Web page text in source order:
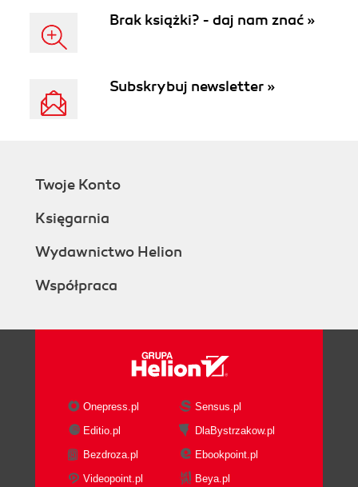
Brak książki? - daj nam znać »
Subskrybuj newsletter »
Twoje Konto
Księgarnia
Wydawnictwo Helion
Współpraca
Onepress.pl
Sensus.pl
Editio.pl
DlaBystrzakow.pl
Bezdroza.pl
Ebookpoint.pl
Videopoint.pl
Beya.pl